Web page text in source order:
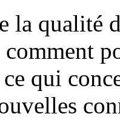
la qualité
qui